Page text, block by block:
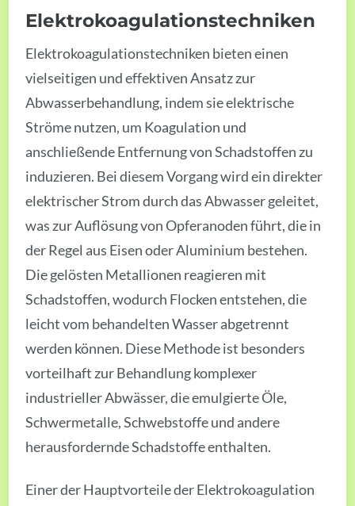
Elektrokoagulationstechniken
Elektrokoagulationstechniken bieten einen
vielseitigen und effektiven Ansatz zur
Abwasserbehandlung, indem sie elektrische
Ströme nutzen, um Koagulation und
anschließende Entfernung von Schadstoffen zu
induzieren. Bei diesem Vorgang wird ein direkter
elektrischer Strom durch das Abwasser geleitet,
was zur Auflösung von Opferanoden führt, die in
der Regel aus Eisen oder Aluminium bestehen.
Die gelösten Metallionen reagieren mit
Schadstoffen, wodurch Flocken entstehen, die
leicht vom behandelten Wasser abgetrennt
werden können. Diese Methode ist besonders
vorteilhaft zur Behandlung komplexer
industrieller Abwässer, die emulgierte Öle,
Schwermetalle, Schwebstoffe und andere
herausfordernde Schadstoffe enthalten.
Einer der Hauptvorteile der Elektrokoagulation